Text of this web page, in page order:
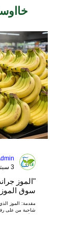
"الموز
سوق الموز
طرق في
مقدمة: الموز
شاحبة من على رف
3 سبتمبر 2025